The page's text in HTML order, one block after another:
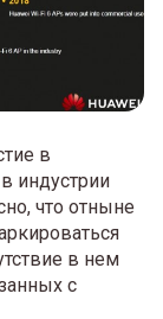
в
индустрии
что отныне
в нем
с